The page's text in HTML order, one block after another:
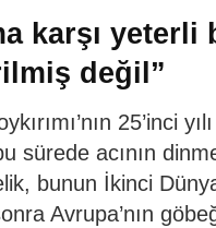
karşı yeterli
değil”
25’inci
sürede acının
bunun İkinci
Avrupa’nın